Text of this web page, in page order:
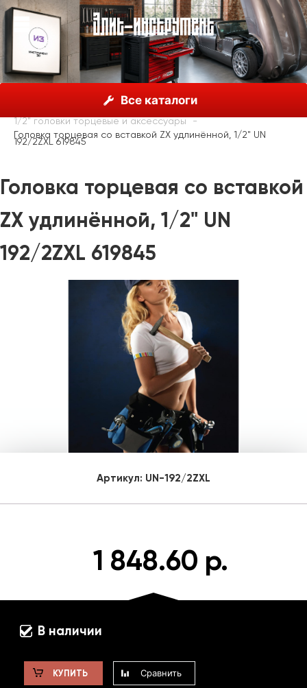
Все каталоги
Unior, Словения
Головки торцевые с принадлежностями
1/2" головки торцевые и аксессуары
Головка торцевая со вставкой ZX удлинённой, 1/2" UN
192/2ZXL 619845
Головка торцевая со вставкой
ZX удлинённой, 1/2" UN
192/2ZXL 619845
Артикул: UN-192/2ZXL
1 848.60 р.
В наличии
КУПИТЬ Сравнить